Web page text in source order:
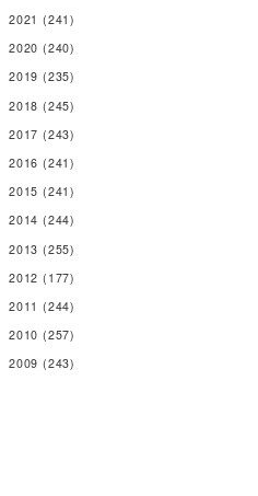
2021 (241)
2020 (240)
2019 (235)
2018 (245)
2017 (243)
2016 (241)
2015 (241)
2014 (244)
2013 (255)
2012 (177)
2011 (244)
2010 (257)
2009 (243)